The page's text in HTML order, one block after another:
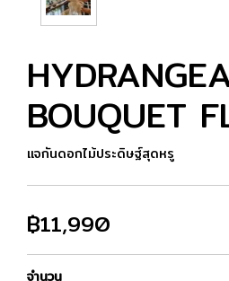
BOUQUET
แจกันดอกไม้ประดิษฐ์สุดหรู
฿11,990
จำนวน